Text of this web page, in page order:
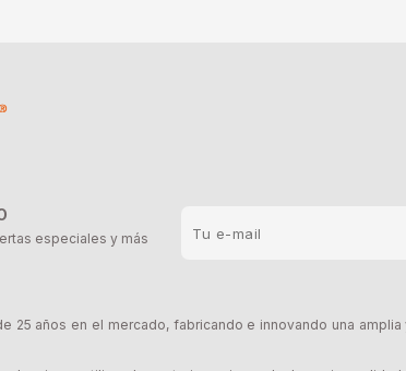
especiales y más
25 años en el mercado, fabricando e innovando una